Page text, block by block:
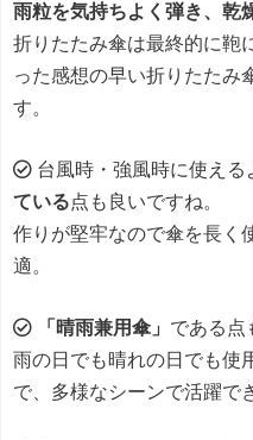
雨粒を気持ちよく弾き、乾
折りたたみ傘は最終的に鞄
った感想の早い折りたたみ
す。
台風時・強風時に使える
ている点も良いですね。
作りが堅牢なので傘を長く
適。
「晴雨兼用傘」 である点
雨の日でも晴れの日でも使
で、多様なシーンで活躍で